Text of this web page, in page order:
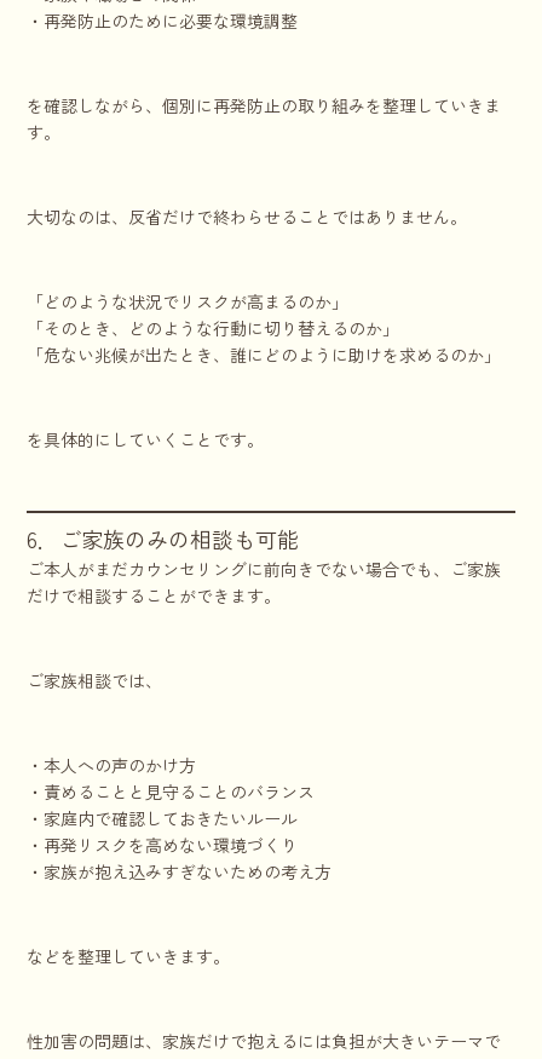
・再発防止のために必要な環境調整
を確認しながら、個別に再発防止の取り組みを整理していきま
す。
大切なのは、反省だけで終わらせることではありません。
「どのような状況でリスクが高まるのか」
「そのとき、どのような行動に切り替えるのか」
「危ない兆候が出たとき、誰にどのように助けを求めるのか」
を具体的にしていくことです。
6．ご家族のみの相談も可能
ご本人がまだカウンセリングに前向きでない場合でも、ご家族
だけで相談することができます。
ご家族相談では、
・本人への声のかけ方
・責めることと見守ることのバランス
・家庭内で確認しておきたいルール
・再発リスクを高めない環境づくり
・家族が抱え込みすぎないための考え方
などを整理していきます。
性加害の問題は、家族だけで抱えるには負担が大きいテーマで